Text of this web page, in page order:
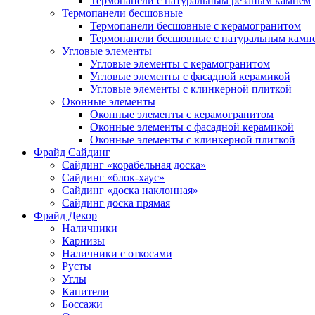
Термопанели бесшовные
Термопанели бесшовные с керамогранитом
Термопанели бесшовные с натуральным
Угловые элементы
Угловые элементы с керамогранитом
Угловые элементы с фасадной керамикой
Угловые элементы с клинкерной плиткой
Оконные элементы
Оконные элементы с керамогранитом
Оконные элементы с фасадной керамикой
Оконные элементы с клинкерной плиткой
Фрайд Сайдинг
Сайдинг «корабельная доска»
Сайдинг «блок-хаус»
Сайдинг «доска наклонная»
Сайдинг доска прямая
Фрайд Декор
Наличники
Карнизы
Наличники с откосами
Русты
Углы
Капители
Боссажи